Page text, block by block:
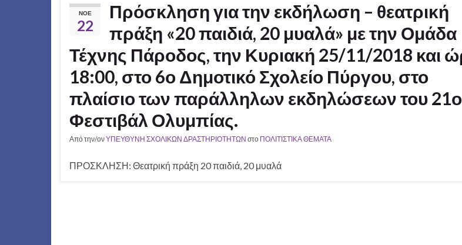
ΝΟΈ
22
Πρόσκληση για την εκδήλωση – θεατρική
πράξη «20 παιδιά, 20 μυαλά» με την Ομάδα
Τέχνης Πάροδος, την Κυριακή 25/11/2018 και
18:00, στο 6ο Δημοτικό Σχολείο Πύργου, στο
πλαίσιο των παράλληλων εκδηλώσεων του
Φεστιβάλ Ολυμπίας.
Από την/ονΥΠΕΥΘΥΝΗ ΣΧΟΛΙΚΩΝ ΔΡΑΣΤΗΡΙΟΤΗΤΩΝ στο ΠΟΛΙΤΙΣΤΙΚΑ ΘΕΜΑΤΑ
ΠΡΟΣΚΛΗΣΗ: Θεατρική πράξη 20 παιδιά, 20 μυαλά